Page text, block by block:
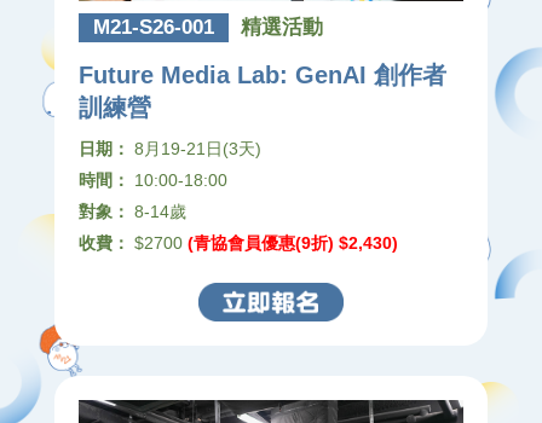
M21-S26-001 精選活動
Future Media Lab: GenAI 創作者
訓練營
日期： 8月19-21日(3天)
時間：
10:00-18:00
對象： 8-14歲
收費： $2700 (青協會員優惠(9折) $2,430)